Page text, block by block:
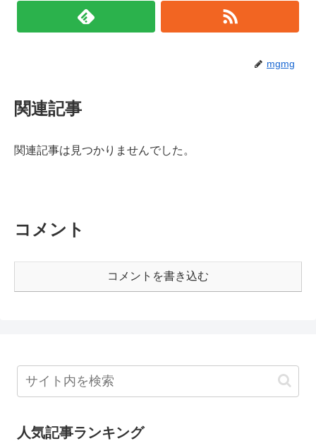
mgmg
関連記事
関連記事は見つかりませんでした。
コメント
コメントを書き込む
人気記事ランキング